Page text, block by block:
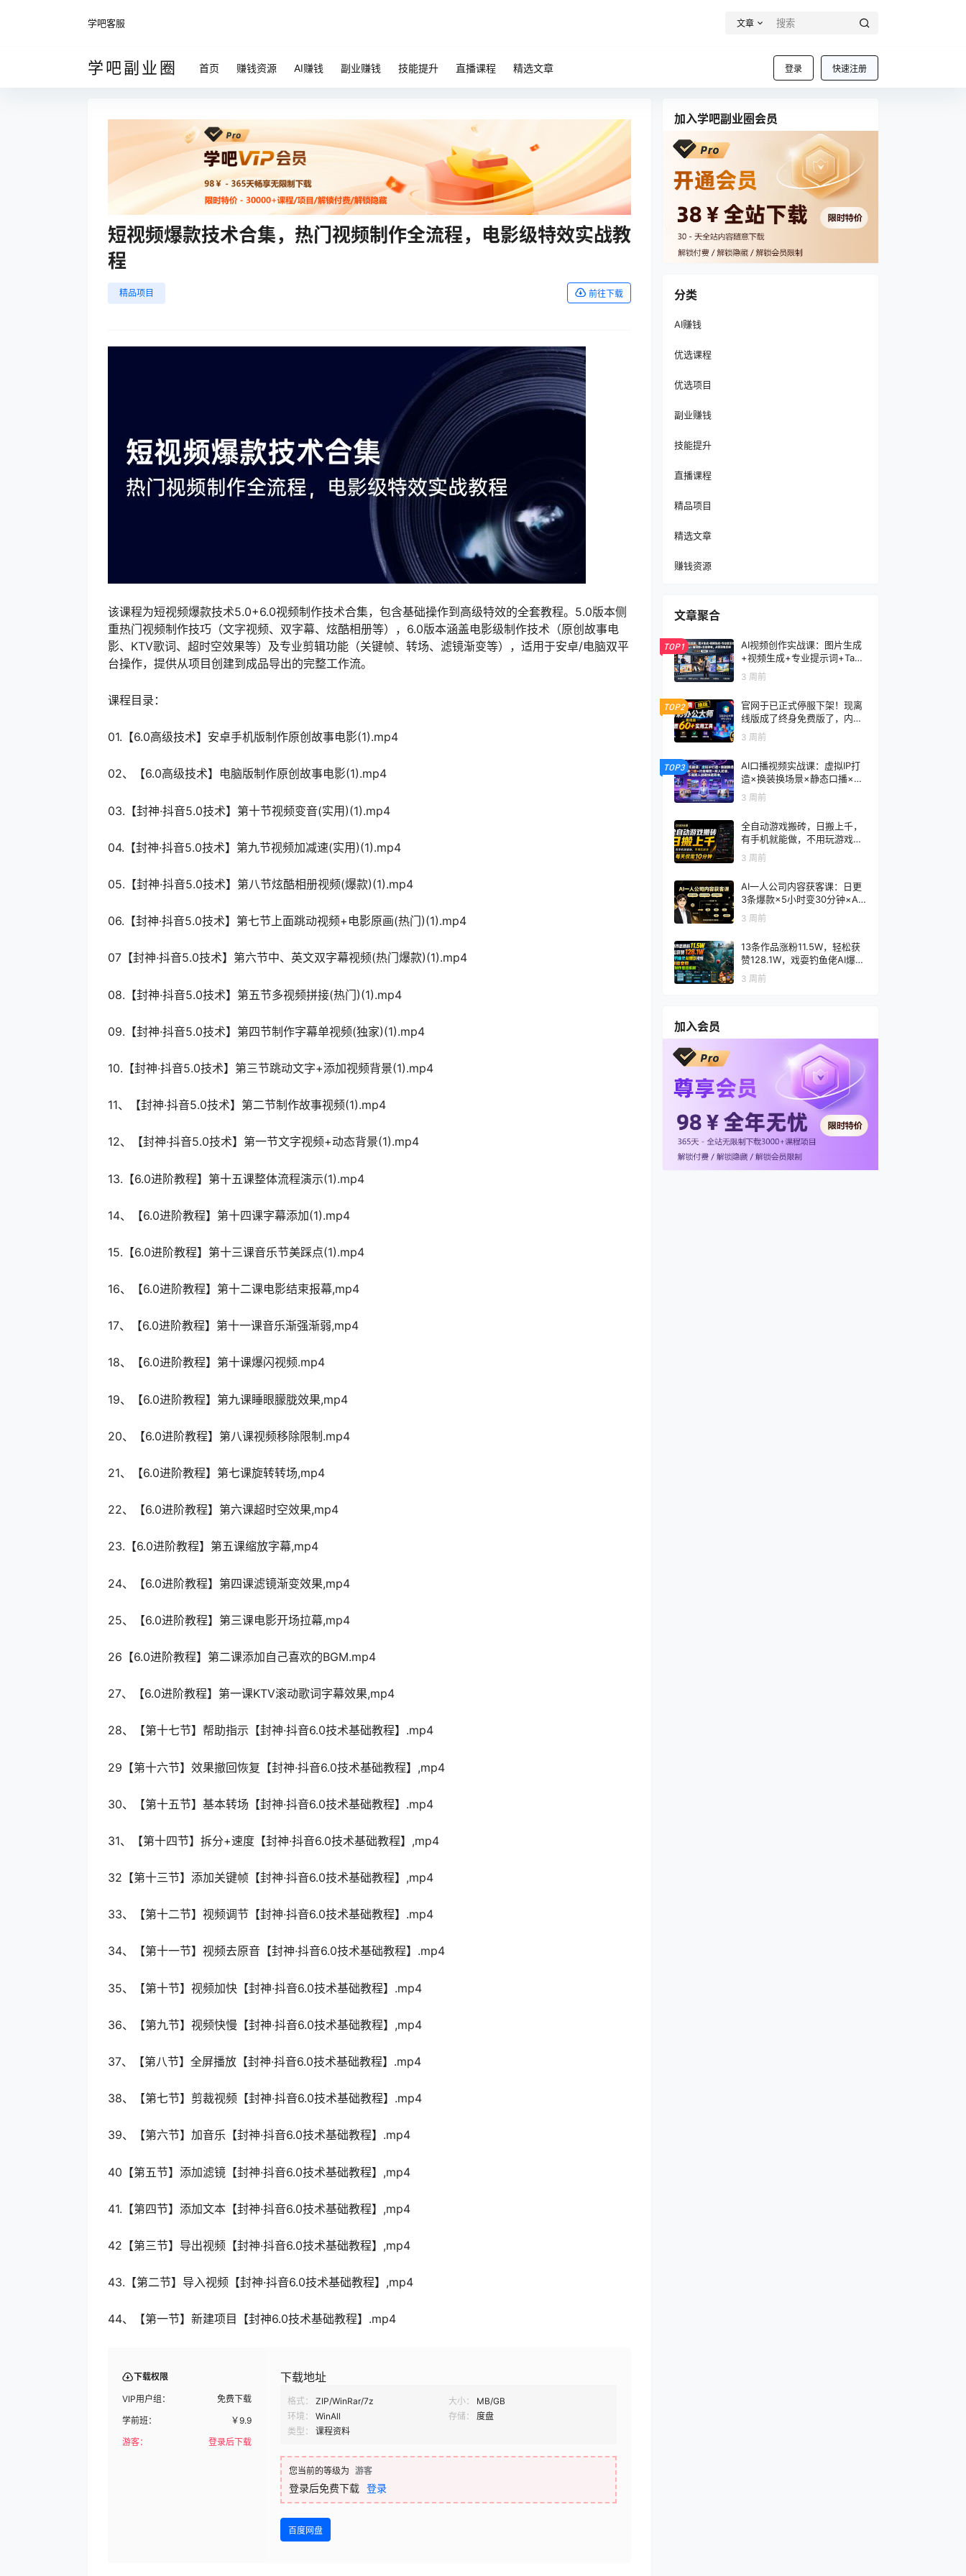
学吧客服 文章
学吧副业圈 登录 快速注册
首页 赚钱资源 AI赚钱 副业赚钱 技能提升 直播课程 精选文章
短视频爆款技术合集，热门视频制作全流程，电影级特效实战教
程
精品项目 前往下载
该课程为短视频爆款技术5.0+6.0视频制作技术合集，包含基础操作到高级特效的全套教程。5.0版本侧
重热门视频制作技巧（文字视频、双字幕、炫酷相册等），6.0版本涵盖电影级制作技术（原创故事电
影、KTV歌词、超时空效果等）及专业剪辑功能（关键帧、转场、滤镜渐变等），适用于安卓/电脑双平
台操作，提供从项目创建到成品导出的完整工作流。
课程目录：
01.【6.0高级技术】安卓手机版制作原创故事电影(1).mp4
02、【6.0高级技术】电脑版制作原创故事电影(1).mp4
03.【封神·抖音5.0技术】第十节视频变音(实用)(1).mp4
04.【封神·抖音5.0技术】第九节视频加减速(实用)(1).mp4
05.【封神·抖音5.0技术】第八节炫酷相册视频(爆款)(1).mp4
06.【封神·抖音5.0技术】第七节上面跳动视频+电影原画(热门)(1).mp4
07【封神·抖音5.0技术】第六节中、英文双字幕视频(热门爆款)(1).mp4
08.【封神·抖音5.0技术】第五节多视频拼接(热门)(1).mp4
09.【封神·抖音5.0技术】第四节制作字幕单视频(独家)(1).mp4
10.【封神·抖音5.0技术】第三节跳动文字+添加视频背景(1).mp4
11、【封神·抖音5.0技术】第二节制作故事视频(1).mp4
12、【封神·抖音5.0技术】第一节文字视频+动态背景(1).mp4
13.【6.0进阶教程】第十五课整体流程演示(1).mp4
14、【6.0进阶教程】第十四课字幕添加(1).mp4
15.【6.0进阶教程】第十三课音乐节美踩点(1).mp4
16、【6.0进阶教程】第十二课电影结束报幕,mp4
17、【6.0进阶教程】第十一课音乐渐强渐弱,mp4
18、【6.0进阶教程】第十课爆闪视频.mp4
19、【6.0进阶教程】第九课睡眼朦胧效果,mp4
20、【6.0进阶教程】第八课视频移除限制.mp4
21、【6.0进阶教程】第七课旋转转场,mp4
22、【6.0进阶教程】第六课超时空效果,mp4
23.【6.0进阶教程】第五课缩放字幕,mp4
24、【6.0进阶教程】第四课滤镜渐变效果,mp4
25、【6.0进阶教程】第三课电影开场拉幕,mp4
26【6.0进阶教程】第二课添加自己喜欢的BGM.mp4
27、【6.0进阶教程】第一课KTV滚动歌词字幕效果,mp4
28、【第十七节】帮助指示【封神·抖音6.0技术基础教程】.mp4
29【第十六节】效果撤回恢复【封神·抖音6.0技术基础教程】,mp4
30、【第十五节】基本转场【封神·抖音6.0技术基础教程】.mp4
31、【第十四节】拆分+速度【封神·抖音6.0技术基础教程】,mp4
32【第十三节】添加关键帧【封神·抖音6.0技术基础教程】,mp4
33、【第十二节】视频调节【封神·抖音6.0技术基础教程】.mp4
34、【第十一节】视频去原音【封神·抖音6.0技术基础教程】.mp4
35、【第十节】视频加快【封神·抖音6.0技术基础教程】.mp4
36、【第九节】视频快慢【封神·抖音6.0技术基础教程】,mp4
37、【第八节】全屏播放【封神·抖音6.0技术基础教程】.mp4
38、【第七节】剪裁视频【封神·抖音6.0技术基础教程】.mp4
39、【第六节】加音乐【封神·抖音6.0技术基础教程】.mp4
40【第五节】添加滤镜【封神·抖音6.0技术基础教程】,mp4
41.【第四节】添加文本【封神·抖音6.0技术基础教程】,mp4
42【第三节】导出视频【封神·抖音6.0技术基础教程】,mp4
43.【第二节】导入视频【封神·抖音6.0技术基础教程】,mp4
44、【第一节】新建项目【封神6.0技术基础教程】.mp4
下载权限
VIP用户组：
免费下载
学前班：
￥9.9
游客：
登录后下载
下载地址
格式： ZIP/WinRar/7z 大小：
MB/GB
环境：
WinAll 存储：
度盘
类型：
课程资料
您当前的等级为 游客
登录后免费下载 登录
百度网盘
加入学吧副业圈会员
分类
AI赚钱
优选课程
优选项目
副业赚钱
技能提升
直播课程
精品项目
精选文章
赚钱资源
文章聚合
TOP1
AI视频创作实战课：图片生成
+视频生成+专业提示词+TapN
ow×首尾帧+全能参考，从零
到电影感成片
3 周前
TOP2
官网于已正式停服下架！现离
线版成了终身免费版了，内置
60+实用工具 万彩办公大师离
线版 OfficeBox
3 周前
TOP3
AI口播视频实战课：虚拟IP打
造×换装换场景×静态口播×行
走带货×双人访谈，不用真人
出镜快速落地
3 周前
全自动游戏搬砖，日搬上千，
有手机就能做，不用玩游戏，
每天仅需10分钟
3 周前
AI一人公司内容获客课：日更
3条爆款×5小时变30分钟×AI
员工自动打工，轻松实现多平
台获客
3 周前
13条作品涨粉11.5W，轻松获
赞128.1W，戏耍钓鱼佬AI爆款
视频，多渠道变现，全套制作
思路拆解
3 周前
加入会员